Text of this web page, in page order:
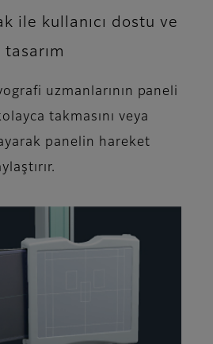
ile kullanıcı dostu ve
tasarım
uzmanlarının paneli
takmasını veya
panelin hareket